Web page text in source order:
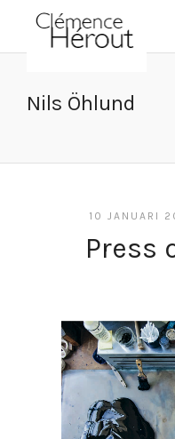
Nils Öhlund
10 JANUARI
Press